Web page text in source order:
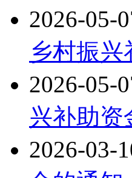
2026-05-
乡村振
2026-05-
兴补助资
2026-03-